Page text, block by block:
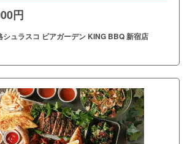
円
シュラスコ ビアガーデン KING BBQ 新宿店